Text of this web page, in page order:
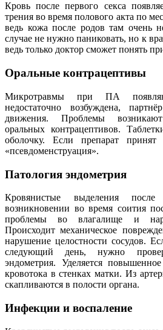
Кровь после первого секса
трения во время полового акта по
ведь кожа после родов там очень
случае не нужно паниковать, но к
ведь только доктор сможет понять
Оральные контрацептивы
Микротравмы при ПА
недостаточно возбуждена,
движения. Проблемы
оральных контрацептивов.
оболочку. Если препарат принят
«псевдоменструация».
Патология эндометрия
Кровянистые выделения
возникновении во время соития
проблемы во влагалище и
Происходит механическое
нарушение целостности сосудов.
следующий день, нужно
эндометрия. Уделяется
кровотока в стенках матки. Из
скапливаются в полости органа.
Инфекции и воспаление